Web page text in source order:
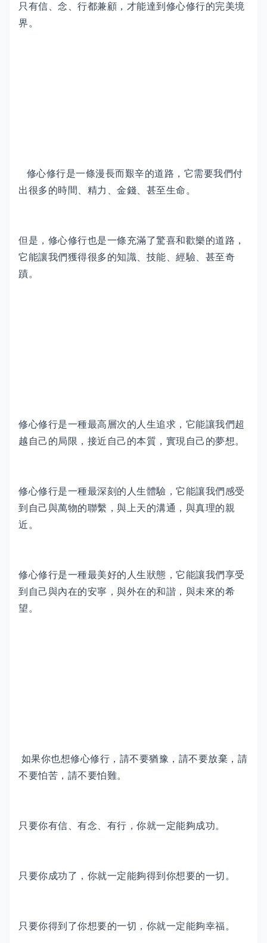
只有信、念、行都兼顧，才能達到修心修行的完美境
界。
修心修行是一條漫長而艱辛的道路，它需要我們付
出很多的時間、精力、金錢、甚至生命。
但是，修心修行也是一條充滿了驚喜和歡樂的道路，
它能讓我們獲得很多的知識、技能、經驗、甚至奇
蹟。
修心修行是一種最高層次的人生追求，它能讓我們超
越自己的局限，接近自己的本質，實現自己的夢想。
修心修行是一種最深刻的人生體驗，它能讓我們感受
到自己與萬物的聯繫，與上天的溝通，與真理的親
近。
修心修行是一種最美好的人生狀態，它能讓我們享受
到自己與內在的安寧，與外在的和諧，與未來的希
望。
如果你也想修心修行，請不要猶豫，請不要放棄，請
不要怕苦，請不要怕難。
只要你有信、有念、有行，你就一定能夠成功。
只要你成功了，你就一定能夠得到你想要的一切。
只要你得到了你想要的一切，你就一定能夠幸福。